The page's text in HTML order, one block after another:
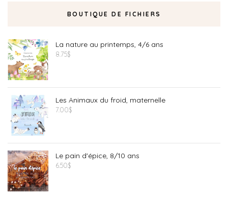
BOUTIQUE DE FICHIERS
La nature au printemps, 4/6 ans
8.75$
Les Animaux du froid, maternelle
7.00$
Le pain d'épice, 8/10 ans
6.50$